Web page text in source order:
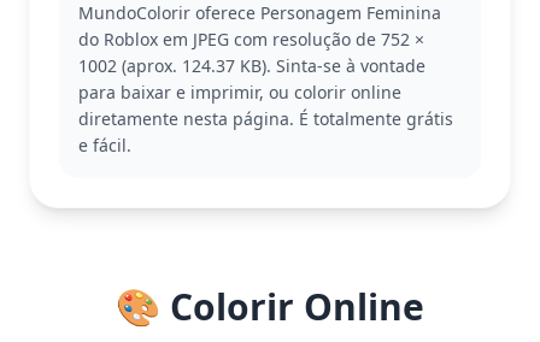
plataforma de jogos popular entre crianças e
adolescentes, permitindo personalização e criação
de avatares únicos. Se você gostou dessa
personagem, pode querer explorar outros
personagens do Roblox ou criar suas próprias
versões.
medo de experimentar diferentes tons para criar
seu próprio estilo Roblox.
MundoColorir oferece Personagem Feminina
do Roblox em JPEG com resolução de 752 ×
1002 (aprox. 124.37 KB). Sinta-se à vontade
para baixar e imprimir, ou colorir online
diretamente nesta página. É totalmente grátis
e fácil.
🎨 Colorir Online